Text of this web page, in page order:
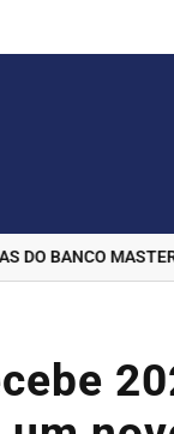
BANCO MASTER